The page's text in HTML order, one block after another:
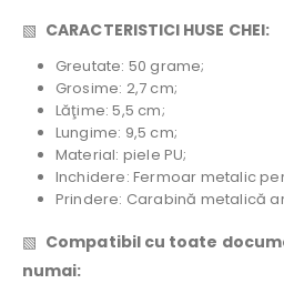
▧ CARACTERISTICI HUSE CHEI:
Greutate: 50 grame;
Grosime: 2,7 cm;
Lăţime: 5,5 cm;
Lungime: 9,5 cm;
Material: piele PU;
Inchidere: Fermoar metalic
Prindere: Carabină metalică
▧ Compatibil cu toate
numai: